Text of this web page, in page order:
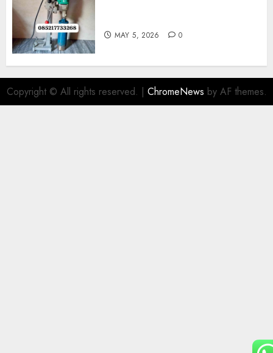
MAY 5, 2026 0
Copyright © All rights reserved. | ChromeNews by AF themes.